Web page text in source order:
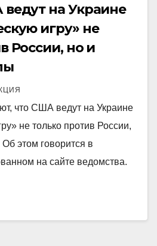
на Украине
игру» не
России, но и
что США ведут на Украине
не только против России,
этом говорится в
на сайте ведомства.